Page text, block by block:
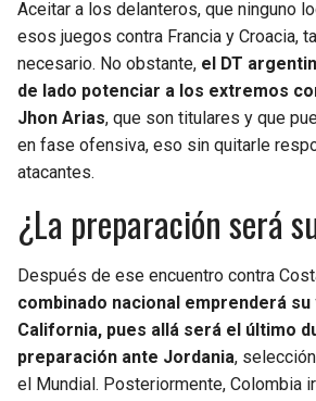
Aceitar a los delanteros, que ninguno
esos juegos contra Francia y Croacia,
necesario. No obstante, el DT
de lado potenciar a los extremos
Jhon Arias, que son titulares y que
en fase ofensiva, eso sin quitarle
atacantes.
¿La preparación será
Después de ese encuentro contra
combinado nacional emprenderá su
California, pues allá será el último
preparación ante Jordania,
el Mundial. Posteriormente, Colombia